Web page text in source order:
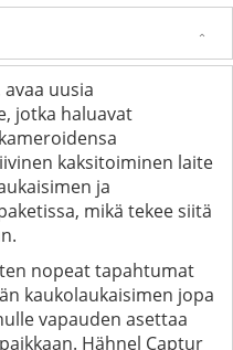
uusia
jotka haluavat
kaksitoiminen laite
ja
mikä tekee siitä
nopeat tapahtumat
kaukolaukaisimen jopa
vapauden asettaa
Hähnel Captur